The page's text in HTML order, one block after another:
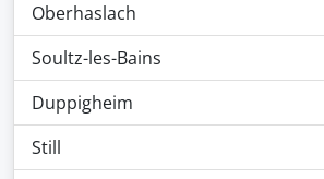
Oberhaslach
Soultz-les-Bains
Duppigheim
Still